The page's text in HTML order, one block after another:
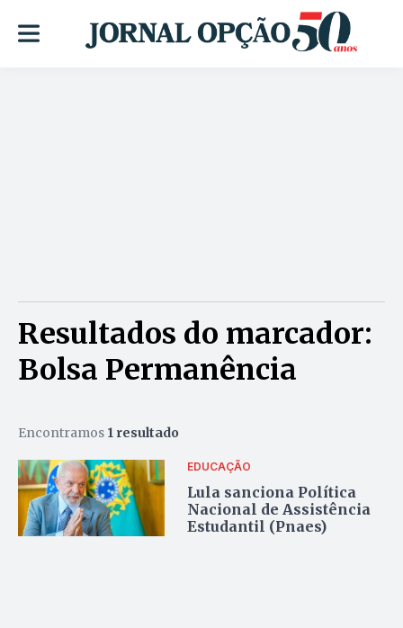
Resultados do marcador:
Bolsa Permanência
Encontramos 1 resultado
EDUCAÇÃO
Lula sanciona Política
Nacional de Assistência
Estudantil (Pnaes)